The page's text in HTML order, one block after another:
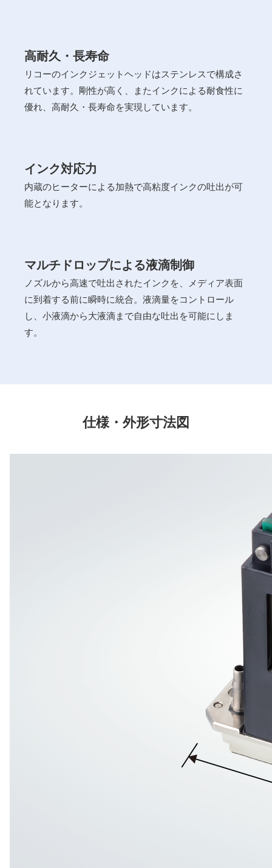
高耐久・長寿命
リコーのインクジェットヘッドはステンレスで構成さ
れています。剛性が高く、またインクによる耐食性に
優れ、高耐久・長寿命を実現しています。
インク対応力
内蔵のヒーターによる加熱で高粘度インクの吐出が可
能となります。
マルチドロップによる液滴制御
ノズルから高速で吐出されたインクを、メディア表面
に到着する前に瞬時に統合。液滴量をコントロール
し、小液滴から大液滴まで自由な吐出を可能にしま
す。
仕様・外形寸法図